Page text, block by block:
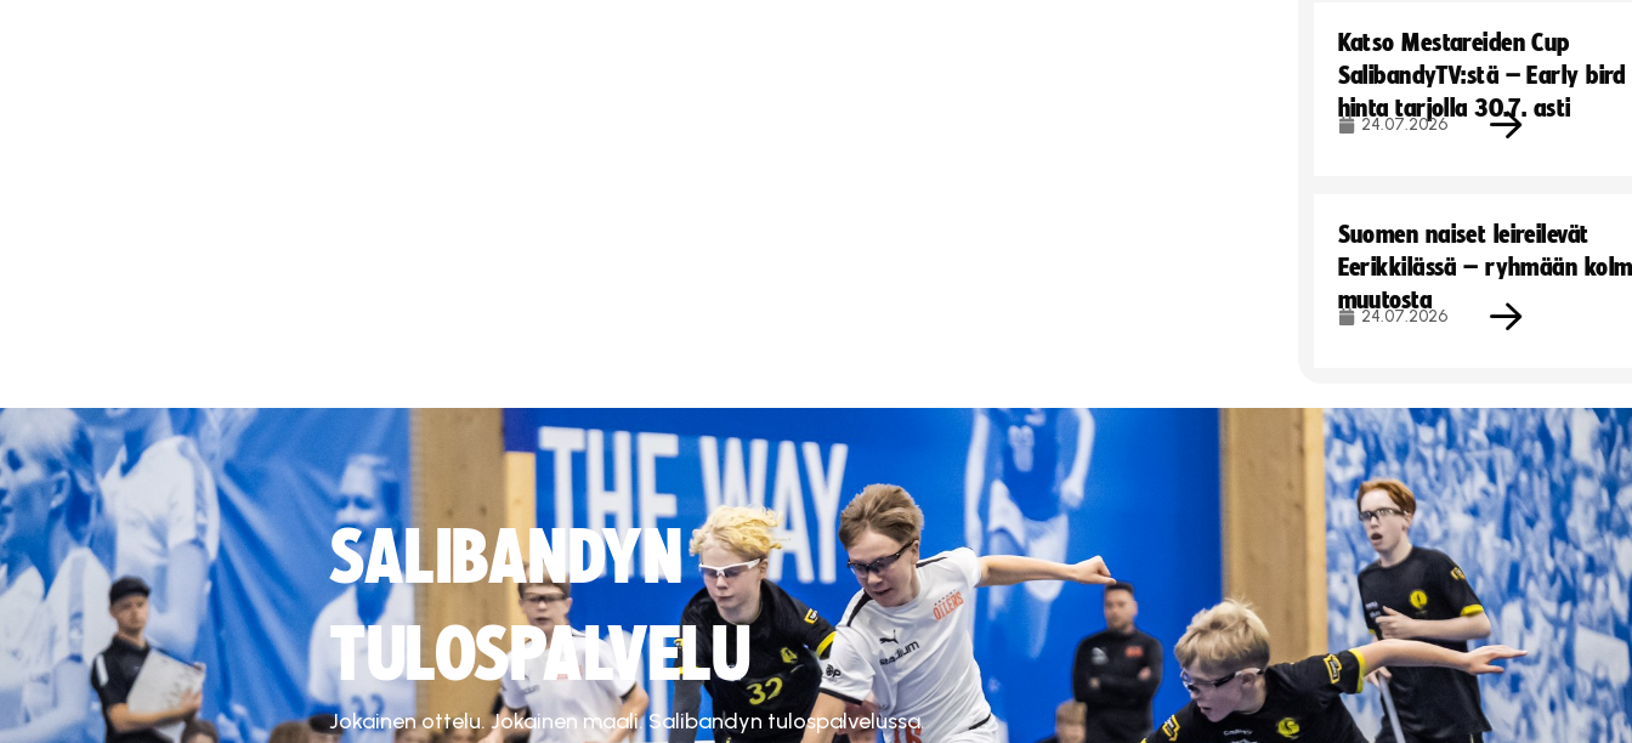
Katso Mestareiden Cup
SalibandyTV:stä – Early
hinta tarjolla 30.7. asti
24.07.2026
Suomen naiset leireilevät
Eerikkilässä – ryhmään
muutosta
24.07.2026
SALIBANDYN
TULOSPALVELU
Jokainen ottelu. Jokainen maali. Salibandyn tulospalvelussa.